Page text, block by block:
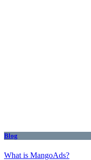
Blog
What is MangoAds?